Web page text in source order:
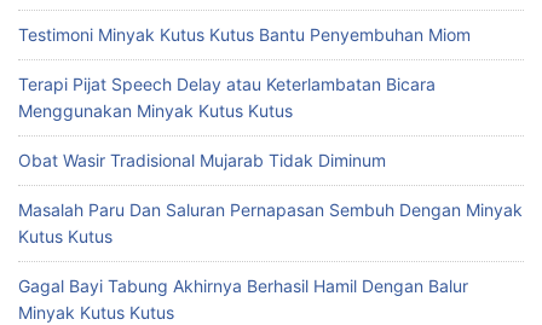
Testimoni Minyak Kutus Kutus Bantu Penyembuhan Miom
Terapi Pijat Speech Delay atau Keterlambatan Bicara
Menggunakan Minyak Kutus Kutus
Obat Wasir Tradisional Mujarab Tidak Diminum
Masalah Paru Dan Saluran Pernapasan Sembuh Dengan Minyak
Kutus Kutus
Gagal Bayi Tabung Akhirnya Berhasil Hamil Dengan Balur
Minyak Kutus Kutus